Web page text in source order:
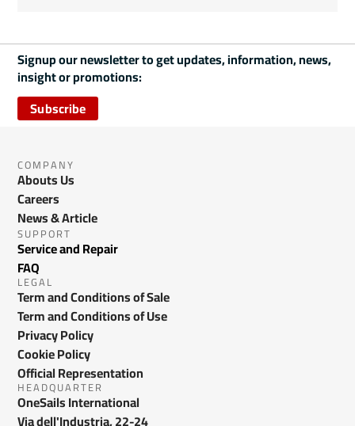
Signup our newsletter to get updates, information, news,
insight or promotions:
Subscribe
COMPANY
Abouts Us
Careers
News & Article
SUPPORT
Service and Repair
FAQ
LEGAL
Term and Conditions of Sale
Term and Conditions of Use
Privacy Policy
Cookie Policy
Official Representation
HEADQUARTER
OneSails International
Via dell'Industria, 22-24